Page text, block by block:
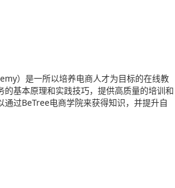
）是一所以培养电商人才为目标的在线教
基本原理和实践技巧，提供高质量的培训和
过BeTree电商学院来获得知识，并提升自